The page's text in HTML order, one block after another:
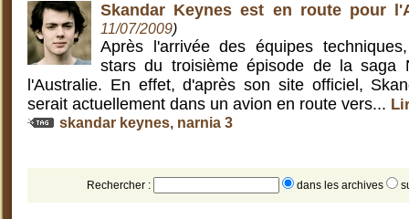
Skandar Keynes est en route pour
11/07/2009)
Après l'arrivée des équipes
stars du troisième épisode de la saga
l'Australie. En effet, d'après son site officiel,
serait actuellement dans un avion en route vers...
skandar keynes, narnia 3
Rechercher : dans les archives